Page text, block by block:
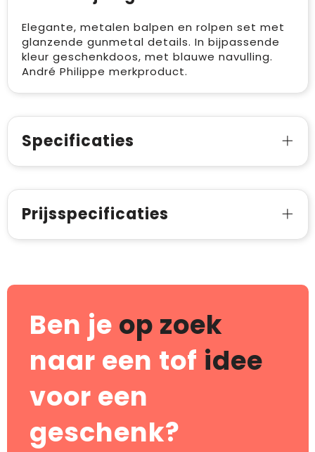
Elegante, metalen balpen en rolpen set met
glanzende gunmetal details. In bijpassende
kleur geschenkdoos, met blauwe navulling.
André Philippe merkproduct.
Specificaties
Prijsspecificaties
Ben je op zoek
naar een tof idee
voor een
geschenk?